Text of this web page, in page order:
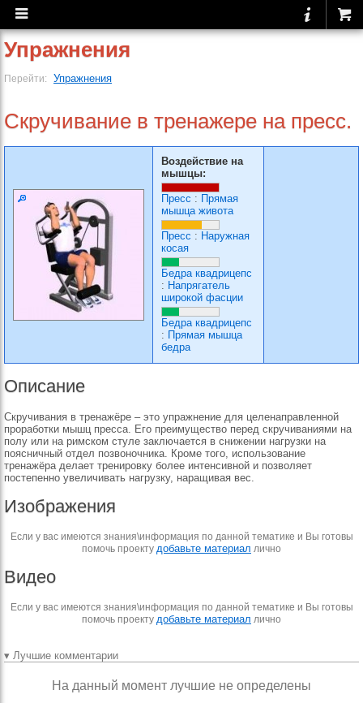
Упражнения
Перейти: Упражнения
Скручивание в тренажере на пресс.
Воздействие на
мышцы:
Пресс : Прямая
мышца живота
Пресс : Наружная
косая
Бедра квадрицепс
: Напрягатель
широкой фасции
Бедра квадрицепс
: Прямая мышца
бедра
Описание
Скручивания в тренажёре – это упражнение для целенаправленной
проработки мышц пресса. Его преимущество перед скручиваниями на
полу или на римском стуле заключается в снижении нагрузки на
поясничный отдел позвоночника. Кроме того, использование
тренажёра делает тренировку более интенсивной и позволяет
постепенно увеличивать нагрузку, наращивая вес.
Изображения
Если у вас имеются знания\информация по данной тематике и Вы готовы
помочь проекту добавьте материал лично
Видео
Если у вас имеются знания\информация по данной тематике и Вы готовы
помочь проекту добавьте материал лично
▾ Лучшие комментарии
На данный момент лучшие не определены